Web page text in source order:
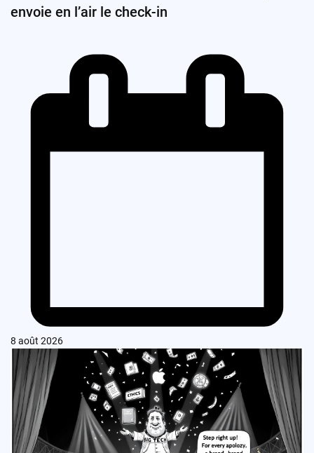
envoie en l’air le check-in
8 août 2026